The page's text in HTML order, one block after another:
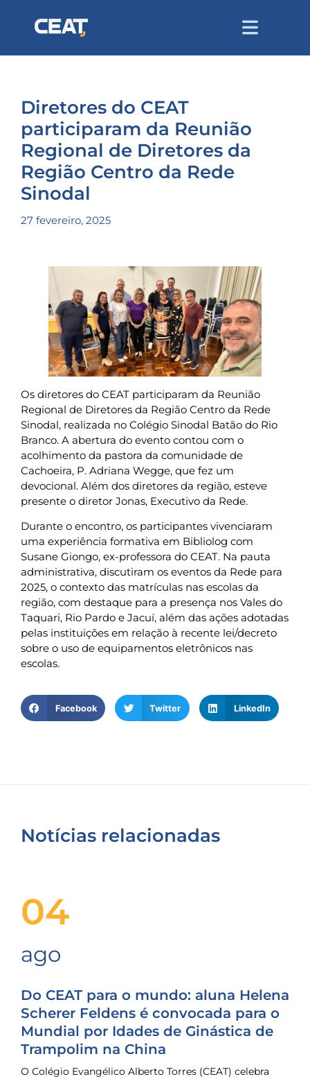
Diretores do CEAT
participaram da Reunião
Regional de Diretores da
Região Centro da Rede
Sinodal
27 fevereiro, 2025
Os diretores do CEAT participaram da Reunião
Regional de Diretores da Região Centro da Rede
Sinodal, realizada no Colégio Sinodal Batão do Rio
Branco. A abertura do evento contou com o
acolhimento da pastora da comunidade de
Cachoeira, P. Adriana Wegge, que fez um
devocional. Além dos diretores da região, esteve
presente o diretor Jonas, Executivo da Rede.
Durante o encontro, os participantes vivenciaram
uma experiência formativa em Bibliolog com
Susane Giongo, ex-professora do CEAT. Na pauta
administrativa, discutiram os eventos da Rede para
2025, o contexto das matrículas nas escolas da
região, com destaque para a presença nos Vales do
Taquari, Rio Pardo e Jacuí, além das ações adotadas
pelas instituições em relação à recente lei/decreto
sobre o uso de equipamentos eletrônicos nas
escolas.
Facebook Twitter LinkedIn
Notícias relacionadas
04
ago
Do CEAT para o mundo: aluna Helena
Scherer Feldens é convocada para o
Mundial por Idades de Ginástica de
Trampolim na China
O Colégio Evangélico Alberto Torres (CEAT) celebra